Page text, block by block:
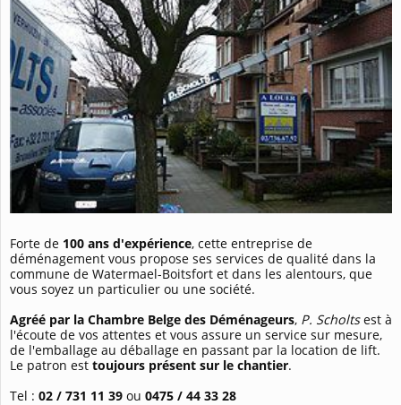
Forte de 100 ans d'expérience, cette entreprise de
déménagement vous propose ses services de qualité dans la
commune de Watermael-Boitsfort et dans les alentours, que
vous soyez un particulier ou une société.
Agréé par la Chambre Belge des Déménageurs, P. Scholtsest à
l'écoute de vos attentes et vous assure un service sur mesure,
de l'emballage au déballage en passant par la location de lift.
Le patron est toujours présent sur le chantier.
Tel : 02 / 731 11 39 ou 0475 / 44 33 28